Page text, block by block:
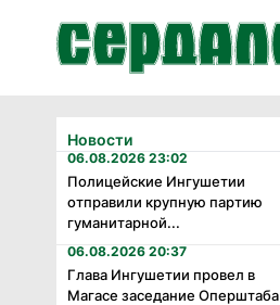
Новости
06.08.2026 23:02
Полицейские Ингушетии
отправили крупную партию
гуманитарной...
06.08.2026 20:37
Глава Ингушетии провел в
Магасе заседание Оперштаба